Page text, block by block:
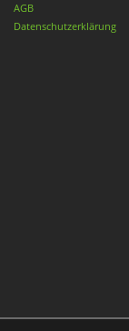
AGB
Datenschutzerklärung